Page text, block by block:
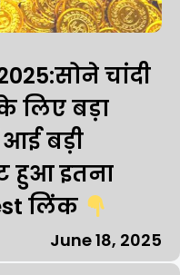
चांदी
लिए बड़ा
बड़ी
हुआ इतना
लिंक
June 18, 2025